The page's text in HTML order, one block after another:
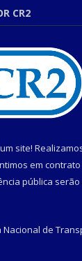
CR2
site!
em
pública
Nacional de